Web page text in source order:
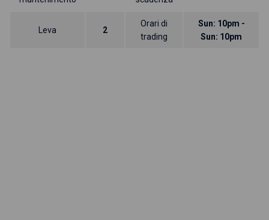
Leva 2
Orari di
trading
Sun: 10pm -
Sun: 10pm